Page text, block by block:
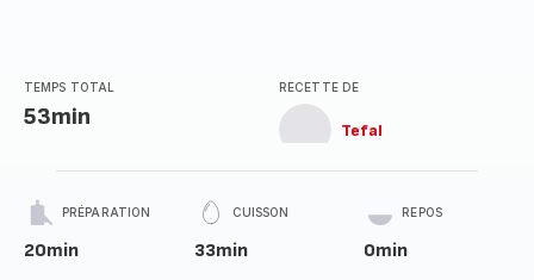
TEMPS TOTAL
53min
RECETTE DE
Tefal
PRÉPARATION
20min
CUISSON
33min
REPOS
0min